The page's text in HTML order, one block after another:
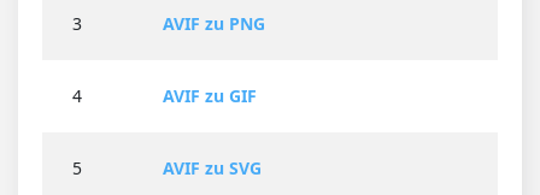
3 AVIF zu PNG
4 AVIF zu GIF
5 AVIF zu SVG